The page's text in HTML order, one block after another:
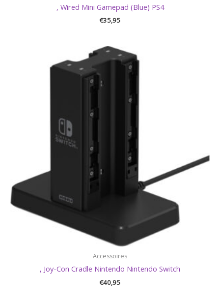
, Wired Mini Gamepad (Blue) PS4
€35,95
Accessoires
, Joy-Con Cradle Nintendo Nintendo Switch
€40,95